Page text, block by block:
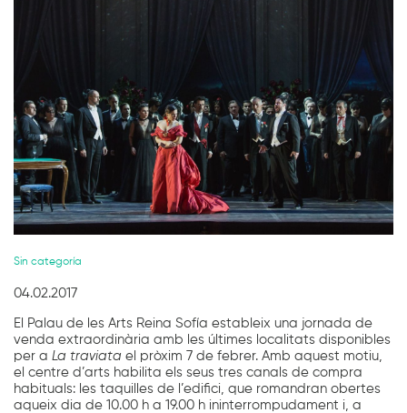
Sin categoría
04.02.2017
El Palau de les Arts Reina Sofía estableix una jornada de
venda extraordinària amb les últimes localitats disponibles
per aLa traviata el pròxim 7 de febrer. Amb aquest motiu,
el centre d’arts habilita els seus tres canals de compra
habituals: les taquilles de l’edifici, que romandran obertes
aqueix dia de 10.00 h a 19.00 h ininterrompudament i, a